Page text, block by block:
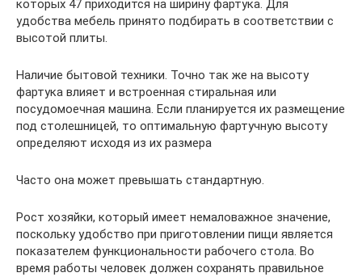
которых 47 приходится на ширину фартука. Для
удобства мебель принято подбирать в соответствии с
высотой плиты.
Наличие бытовой техники. Точно так же на высоту
фартука влияет и встроенная стиральная или
посудомоечная машина. Если планируется их размещение
под столешницей, то оптимальную фартучную высоту
определяют исходя из их размера
Часто она может превышать стандартную.
Рост хозяйки, который имеет немаловажное значение,
поскольку удобство при приготовлении пищи является
показателем функциональности рабочего стола. Во
время работы человек должен сохранять правильное